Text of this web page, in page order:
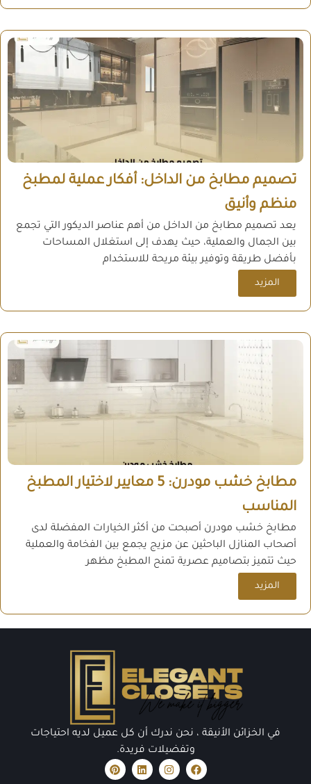
تصميم مطابخ من الداخل: أفكار عملية لمطبخ
منظم وأنيق
يعد تصميم مطابخ من الداخل من أهم عناصر الديكور التي تجمع
بين الجمال والعملية، حيث يهدف إلى استغلال المساحات
بأفضل طريقة وتوفير بيئة مريحة للاستخدام
المزيد
مطابخ خشب مودرن: 5 معايير لاختيار المطبخ
المناسب
مطابخ خشب مودرن أصبحت من أكثر الخيارات المفضلة لدى
أصحاب المنازل الباحثين عن مزيج يجمع بين الفخامة والعملية
حيث تتميز بتصاميم عصرية تمنح المطبخ مظهر
المزيد
في الخزائن الأنيقة ، نحن ندرك أن كل عميل لديه احتياجات
وتفضيلات فريدة.